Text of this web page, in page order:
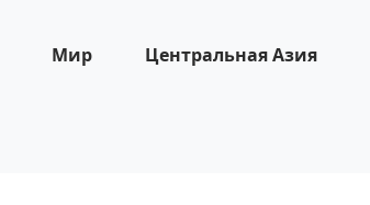
Мир Центральная Азия